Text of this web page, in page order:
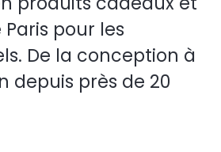
pour les
De la conception à
depuis près de 20